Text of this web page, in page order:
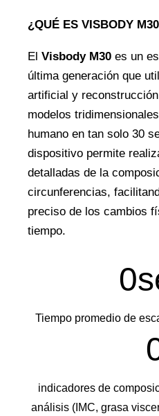
¿QUÉ ES VISBODY
El Visbody M30 es un
última generación que
artificial y
modelos
humano en tan solo 30
dispositivo permite
detalladas de la
circunferencias,
preciso de los cambios
tiempo.
0
Tiempo promedio de
indicadores de
análisis (IMC, grasa